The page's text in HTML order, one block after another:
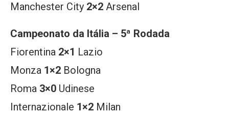
Manchester City 2×2 Arsenal
Campeonato da Itália – 5ª Rodada
Fiorentina 2×1 Lazio
Monza 1×2 Bologna
Roma 3×0 Udinese
Internazionale 1×2 Milan